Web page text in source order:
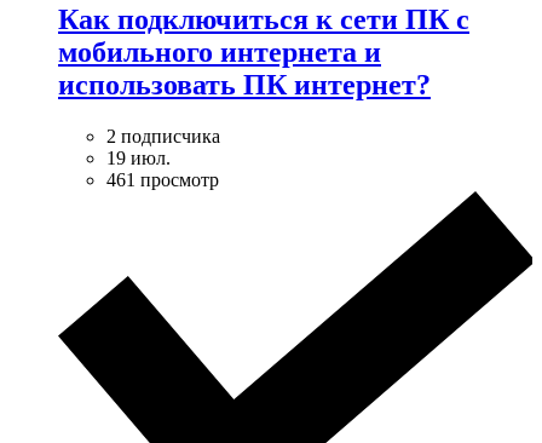
Как подключиться к сети ПК с
мобильного интернета и
использовать ПК интернет?
2 подписчика
19 июл.
461 просмотр